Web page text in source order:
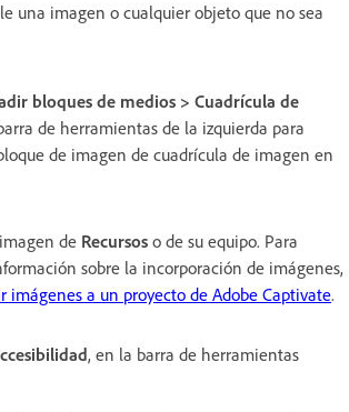
una imagen o cualquier objeto que no sea
bloques de medios > Cuadrícula de
de herramientas de la izquierda para
de imagen de cuadrícula de imagen en
de Recursos o de su equipo. Para
sobre la incorporación de imágenes,
imágenes a un proyecto de Adobe Captivate.
, en la barra de herramientas